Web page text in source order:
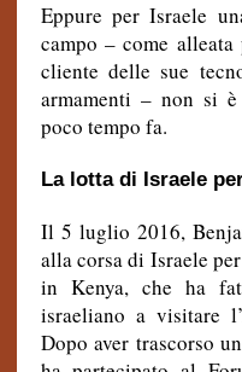
Eppure per Israele
campo – come
cliente delle sue
armamenti – non si è
poco tempo fa.
La lotta di Israele
Il 5 luglio 2016,
alla corsa di Israele
in Kenya, che ha
israeliano a visitare
Dopo aver trascorso